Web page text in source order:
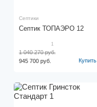
Септики
Септик ТОПАЭРО 12
1
945 700 руб.
1 040 270 руб.
Купить